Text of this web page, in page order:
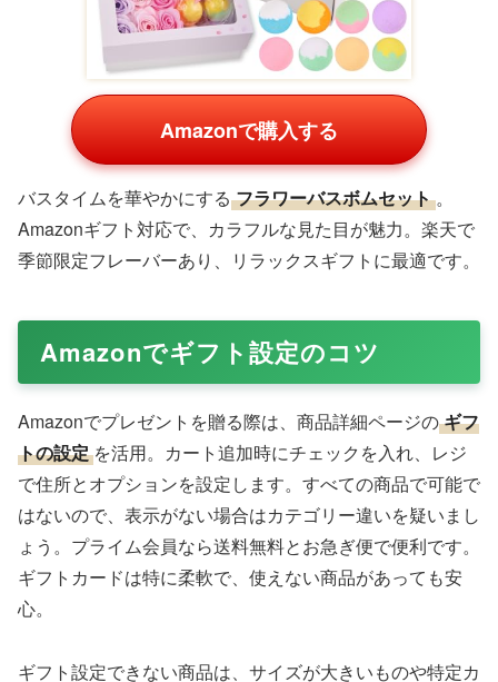
Amazonで購入する
甘いもの好きに グルメチョコレートアソート
で限定ブランドのものが人気で、ギフトボックス入り。楽
天のショップで新鮮な輸入品が揃います。
フラワーバスボムセット